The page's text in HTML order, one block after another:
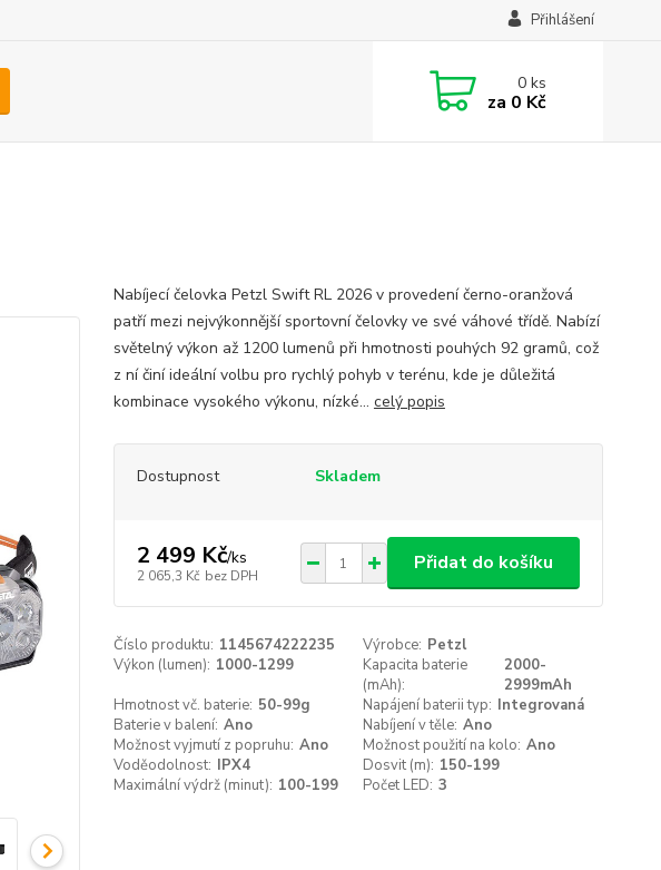
Přihlášení
0ks
za 0 Kč
Nabíjecí čelovka Petzl Swift RL 2026 v provedení černo-oranžová
patří mezi nejvýkonnější sportovní čelovky ve své váhové třídě. Nabízí
světelný výkon až 1200 lumenů při hmotnosti pouhých 92 gramů, což
z ní činí ideální volbu pro rychlý pohyb v terénu, kde je důležitá
kombinace vysokého výkonu, nízké... celý popis
Dostupnost Skladem
2 499 Kč/ks
2 065,3 Kč bez DPH
Přidat do košíku
Číslo produktu: 1145674222235 Výrobce: Petzl
Výkon (lumen): 1000-1299
Kapacita baterie
(mAh):
2000-
2999mAh
Hmotnost vč. baterie: 50-99g Napájení baterii typ: Integrovaná
Baterie v balení: Ano Nabíjení v těle: Ano
Možnost vyjmutí z popruhu: Ano Možnost použití na kolo: Ano
Voděodolnost: IPX4 Dosvit (m): 150-199
Maximální výdrž (minut): 100-199 Počet LED: 3